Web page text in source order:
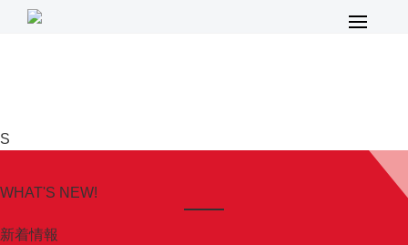
メ
S
WHAT'S NEW!
新着情報